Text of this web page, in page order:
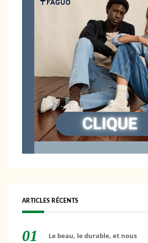
ARTICLES RÉCENTS
Le beau, le durable, et nous